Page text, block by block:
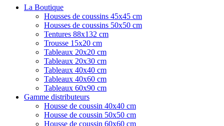
La Boutique
Housses de coussins 45x45 cm
Housses de coussins 50x50 cm
Tentures 88x132 cm
Trousse 15x20 cm
Tableaux 20x20 cm
Tableaux 20x30 cm
Tableaux 40x40 cm
Tableaux 40x60 cm
Tableaux 60x90 cm
Gamme distributeurs
Housse de coussin 40x40 cm
Housse de coussin 50x50 cm
Housse de coussin 60x60 cm